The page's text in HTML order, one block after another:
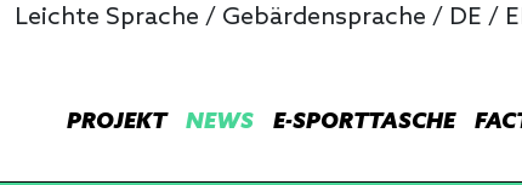
Leichte Sprache / Gebärdensprache / DE /
PROJEKT NEWS E-SPORTTASCHE